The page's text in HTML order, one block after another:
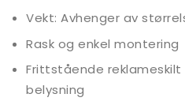
Vekt: Avhenger av
Rask og enkel montering
Frittstående reklameskilt
belysning